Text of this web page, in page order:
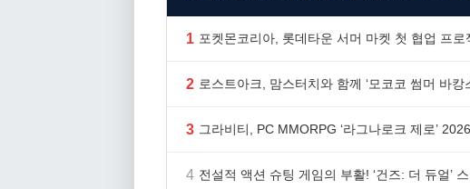
1 포켓몬코리아, 롯데타운 서머 마켓 첫 협업 프로
2 로스트아크, 맘스터치와 함께 ‘모코코 썸머 바캉
3 그라비티, PC MMORPG ‘라그나로크 제로’
4 전설적 액션 슈팅 게임의 부활! ‘건즈: 더 듀얼’